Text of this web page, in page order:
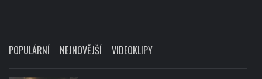
POPULÁRNÍ NEJNOVĚJŠÍ VIDEOKLIPY